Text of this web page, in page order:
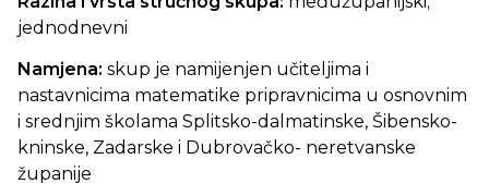
jednodnevni
Namjena: skup je namijenjen učiteljima i
nastavnicima matematike pripravnicima u osnovnim
i srednjim školama Splitsko-dalmatinske, Šibensko-
kninske, Zadarske i Dubrovačko- neretvanske
županije